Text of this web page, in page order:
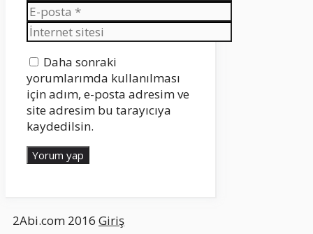
E-
posta
İnternet
sitesi
Daha sonraki
yorumlarımda kullanılması
için adım, e-posta adresim ve
site adresim bu tarayıcıya
kaydedilsin.
2Abi.com 2016 Giriş